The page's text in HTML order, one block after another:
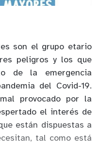
son el grupo etario
peligros y los que
de la emergencia
del Covid-19.
provocado por la
el interés de
están dispuestas a
tal como está